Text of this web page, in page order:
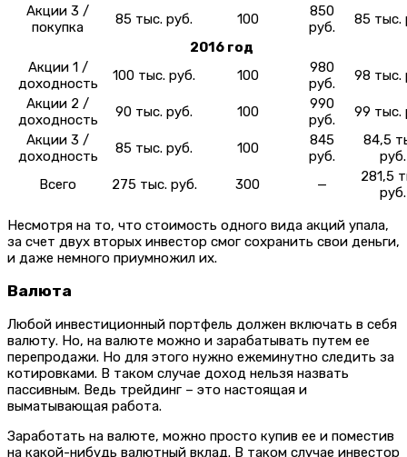
Акции 3 /
покупка
85 тыс. руб. 100
850
руб.
85 тыс.
2016 год
Акции 1 /
доходность
100 тыс. руб. 100
980
руб.
98 тыс.
Акции 2 /
доходность
90 тыс. руб. 100
990
руб.
99 тыс.
Акции 3 /
доходность
85 тыс. руб. 100
845
руб.
84,5
руб.
Всего
275 тыс. руб. 300 —
281,5
руб.
Несмотря на то, что стоимость одного вида акций упала,
за счет двух вторых инвестор смог сохранить свои деньги,
и даже немного приумножил их.
Валюта
Любой инвестиционный портфель должен включать в себя
валюту. Но, на валюте можно и зарабатывать путем ее
перепродажи. Но для этого нужно ежеминутно следить за
котировками. В таком случае доход нельзя назвать
пассивным. Ведь трейдинг – это настоящая и
выматывающая работа.
Заработать на валюте, можно просто купив ее и поместив
на какой-нибудь валютный вклад. В таком случае инвестор